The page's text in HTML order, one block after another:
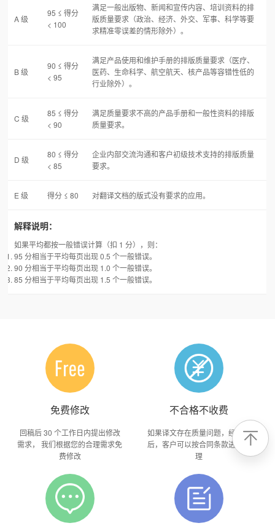
A 级
95 ≤ 得分
< 100
满足一般出版物、新闻和宣传内容、培训资料的排
版质量要求（政治、经济、外交、军事、科学等要
求精准零误差的情形除外）。
B 级
90 ≤ 得分
< 95
满足产品使用和维护手册的排版质量要求（医疗、
医药、生命科学、航空航天、核产品等容错性低的
行业除外）。
C 级
85 ≤ 得分
< 90
满足质量要求不高的产品手册和一般性资料的排版
质量要求。
D 级
80 ≤ 得分
< 85
企业内部交流沟通和客户初级技术支持的排版质量
要求。
E 级 得分 ≤ 80 对翻译文档的版式没有要求的应用。
解释说明：
如果平均都按一般错误计算（扣 1 分），则：
95 分相当于平均每页出现 0.5 个一般错误。
90 分相当于平均每页出现 1.0 个一般错误。
85 分相当于平均每页出现 1.5 个一般错误。
免费修改
回稿后 30 个工作日内提出修改
需求， 我们根据您的合理需求免
费修改
不合格不收费
如果译文存在质量问题，经确认
后，客户可以按合同条款进行处
理